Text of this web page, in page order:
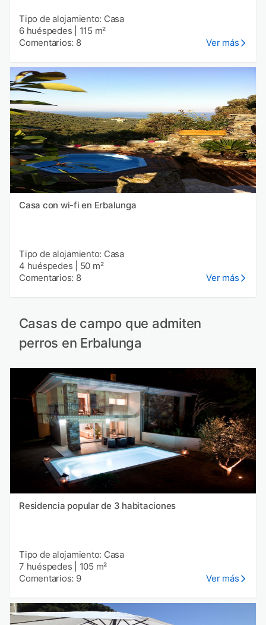
Tipo de alojamiento: Casa
6 huéspedes
115 m²
Comentarios: 8
Ver más
Casa con wi-fi en Erbalunga
Tipo de alojamiento: Casa
4 huéspedes
50 m²
Comentarios: 8
Ver más
Casas de campo que admiten
perros en Erbalunga
Residencia popular de 3 habitaciones
Tipo de alojamiento: Casa
7 huéspedes
105 m²
Comentarios: 9
Ver más